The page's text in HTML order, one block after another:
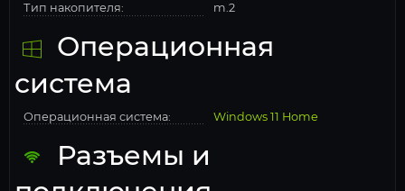
Тип накопителя:
m.2
Операционная
система
Операционная система: Windows 11 Home
Разъемы и